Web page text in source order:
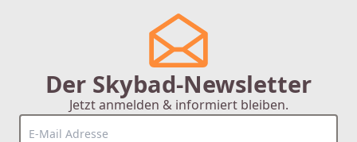
Der Skybad-Newsletter
Jetzt anmelden & informiert bleiben.